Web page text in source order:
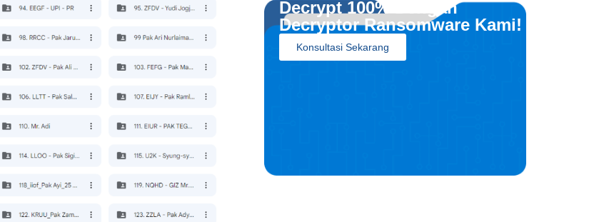
Decrypt 100% Dengan
Decryptor Ransomware Kami!
Konsultasi Sekarang